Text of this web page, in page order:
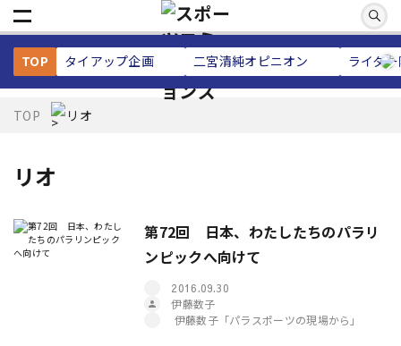
TOP タイアップ企画 二宮清純オピニオン ライタ
TOP リオ
リオ
第72回 日本、わたしたちのパラリ
ンピックへ向けて
2016.09.30
伊藤数子
伊藤数子「パラスポーツの現場から」